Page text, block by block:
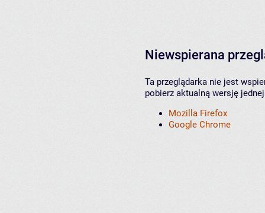
Niewspierana
Ta przeglądarka nie jest
pobierz aktualną wersję
Mozilla Firefox
Google Chrome